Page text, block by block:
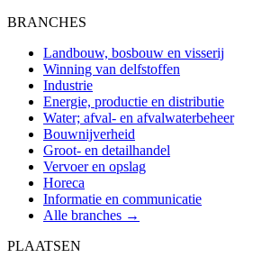
BRANCHES
Landbouw, bosbouw en visserij
Winning van delfstoffen
Industrie
Energie, productie en distributie
Water; afval- en afvalwaterbeheer
Bouwnijverheid
Groot- en detailhandel
Vervoer en opslag
Horeca
Informatie en communicatie
Alle branches →
PLAATSEN